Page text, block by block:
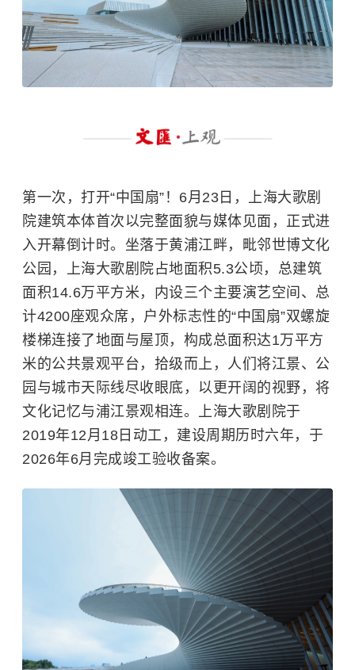
第一次，打开“中国扇”！6月23日，上海大歌剧
院建筑本体首次以完整面貌与媒体见面，正式进
入开幕倒计时。坐落于黄浦江畔，毗邻世博文化
公园，上海大歌剧院占地面积5.3公顷，总建筑
面积14.6万平方米，内设三个主要演艺空间、总
计4200座观众席，户外标志性的“中国扇”双螺旋
楼梯连接了地面与屋顶，构成总面积达1万平方
米的公共景观平台，拾级而上，人们将江景、公
园与城市天际线尽收眼底，以更开阔的视野，将
文化记忆与浦江景观相连。上海大歌剧院于
2019年12月18日动工，建设周期历时六年，于
2026年6月完成竣工验收备案。